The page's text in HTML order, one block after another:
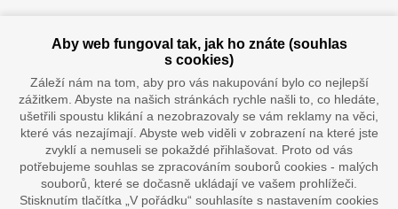
Doprava vaším oblíbeným dopravcem
Aby web fungoval tak, jak ho znáte (souhlas
s cookies)
Záleží nám na tom, aby pro vás nakupování bylo co nejlepší
zážitkem. Abyste na našich stránkách rychle našli to, co hledáte,
ušetřili spoustu klikání a nezobrazovaly se vám reklamy na věci,
které vás nezajímají. Abyste web viděli v zobrazení na které jste
zvyklí a nemuseli se pokaždé přihlašovat. Proto od vás
potřebujeme souhlas se zpracováním souborů cookies - malých
souborů, které se dočasně ukládají ve vašem prohlížeči.
Stisknutím tlačítka „V pořádku“ souhlasíte s nastavením cookies